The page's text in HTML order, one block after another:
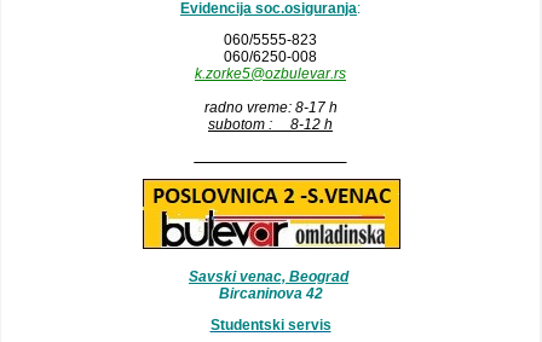
Evidencija soc.osiguranja:
060/5555-823
060/6250-008
k.zorke5@ozbulevar.rs
radno vreme: 8-17 h
subotom : 8-12 h
Savski venac, Beograd
Bircaninova 42
Studentski servis